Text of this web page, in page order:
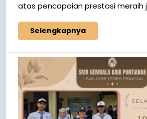
atas pencapaian prestasi meraih
Selengkapnya